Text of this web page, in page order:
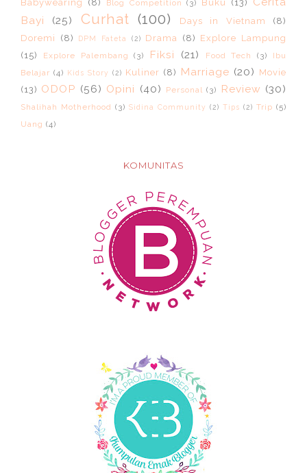
Babywearing (8) Blog Competition (3) Buku (13)
Bayi
(25) Curhat (100) Days in Vietnam
(8)
Doremi
(8) DPM Fateta (2) Drama (8) Explore Lampung
(15)
Explore Palembang (3) Fiksi (21) Food Tech (3)
Ibu
Belajar (4) Kids Story (2) Kuliner (8) Marriage (20) Movie
(13) ODOP (56) Opini (40) Personal (3) Review (30)
Shalihah Motherhood (3) Sidina Community (2) Tips (2) Trip (5)
Uang (4)
KOMUNITAS